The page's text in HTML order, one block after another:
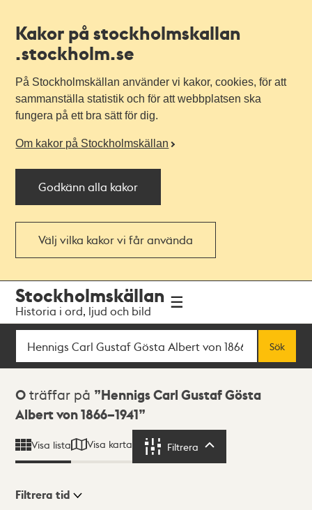
Kakor på stockholmskallan
.stockholm.se
På Stockholmskällan använder vi kakor, cookies, för att
sammanställa statistik och för att webbplatsen ska
fungera på ett bra sätt för dig.
Om kakor på Stockholmskällan
Godkänn alla kakor
Välj vilka kakor vi får använda
navigationen
huvudinnehållet
Stockholmskällan
Historia i ord, ljud och bild
Sök
Sök
Sökresultat
0 träffar på
Hennigs Carl Gustaf Gösta
Albert von 1866–1941
Visa lista Visa karta Filtrera
Filtrera tid